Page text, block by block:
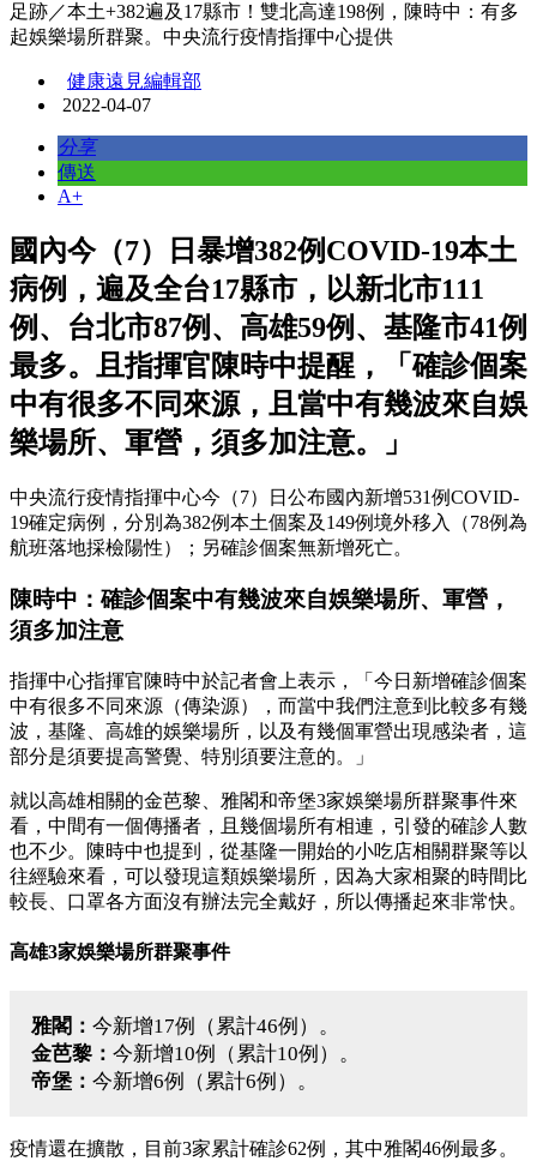
足跡／本土+382遍及17縣市！雙北高達198例，陳時中：有多
起娛樂場所群聚。中央流行疫情指揮中心提供
健康遠見編輯部
2022-04-07
分享
傳送
A+
國內今（7）日暴增382例COVID-19本土
病例，遍及全台17縣市，以新北市111
例、台北市87例、高雄59例、基隆市41例
最多。且指揮官陳時中提醒，「確診個案
中有很多不同來源，且當中有幾波來自娛
樂場所、軍營，須多加注意。」
中央流行疫情指揮中心今（7）日公布國內新增531例COVID-
19確定病例，分別為382例本土個案及149例境外移入（78例為
航班落地採檢陽性）；另確診個案無新增死亡。
陳時中：確診個案中有幾波來自娛樂場所、軍營，
須多加注意
指揮中心指揮官陳時中於記者會上表示，「今日新增確診個案
中有很多不同來源（傳染源），而當中我們注意到比較多有幾
波，基隆、高雄的娛樂場所，以及有幾個軍營出現感染者，這
部分是須要提高警覺、特別須要注意的。」
就以高雄相關的金芭黎、雅閣和帝堡3家娛樂場所群聚事件來
看，中間有一個傳播者，且幾個場所有相連，引發的確診人數
也不少。陳時中也提到，從基隆一開始的小吃店相關群聚等以
往經驗來看，可以發現這類娛樂場所，因為大家相聚的時間比
較長、口罩各方面沒有辦法完全戴好，所以傳播起來非常快。
高雄3家娛樂場所群聚事件
雅閣： 今新增17例（累計46例）。
金芭黎： 今新增10例（累計10例）。
帝堡： 今新增6例（累計6例）。
疫情還在擴散，目前3家累計確診62例，其中雅閣46例最多。